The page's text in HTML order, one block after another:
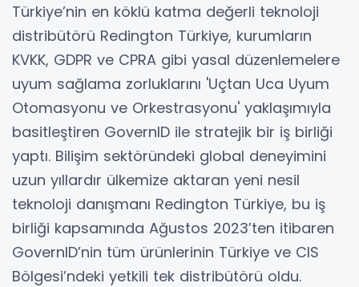
Türkiye’nin en köklü katma değerli teknoloji
distribütörü Redington Türkiye, kurumların
KVKK, GDPR ve CPRA gibi yasal düzenlemelere
uyum sağlama zorluklarını 'Uçtan Uca Uyum
Otomasyonu ve Orkestrasyonu' yaklaşımıyla
basitleştiren GovernID ile stratejik bir iş birliği
yaptı. Bilişim sektöründeki global deneyimini
uzun yıllardır ülkemize aktaran yeni nesil
teknoloji danışmanı Redington Türkiye, bu iş
birliği kapsamında Ağustos 2023’ten itibaren
GovernID’nin tüm ürünlerinin Türkiye ve CIS
Bölgesi’ndeki yetkili tek distribütörü oldu.